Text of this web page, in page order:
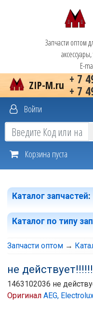
Запчасти оптом
E-
+ 7
+ 7
ZIP-M.ru
Войти
Корзина пуста
Каталог запчастей:
Каталог по типу
Запчасти оптом →
не
1463102036 не
Оригинал AEG,